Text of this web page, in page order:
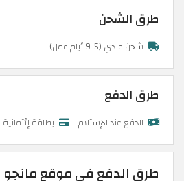
طرق الشحن
شحن عادي (5-9 أيام عمل)
طرق الدفع
الدفع عند الإستلام بطاقة إئتمانية
طرق الدفع في موقع مانجو